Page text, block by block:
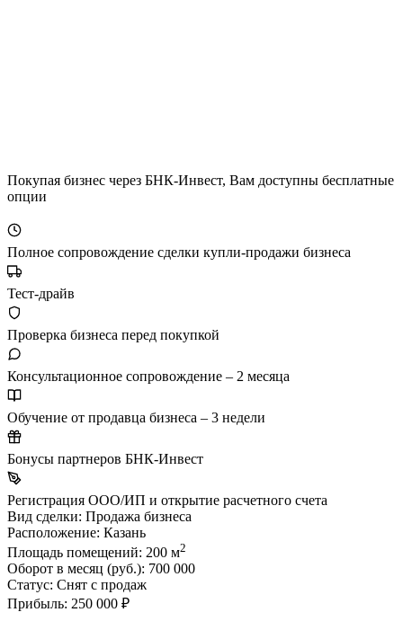
Покупая бизнес через БНК-Инвест, Вам доступны бесплатные
опции
Полное сопровождение сделки купли-продажи бизнеса
Тест-драйв
Проверка бизнеса перед покупкой
Консультационное сопровождение – 2 месяца
Обучение от продавца бизнеса – 3 недели
Бонусы партнеров БНК-Инвест
Регистрация ООО/ИП и открытие расчетного счета
Вид сделки: Продажа бизнеса
Расположение: Казань
Площадь помещений: 200 м2
Оборот в месяц (руб.): 700 000
Статус: Снят с продаж
Прибыль: 250 000 ₽